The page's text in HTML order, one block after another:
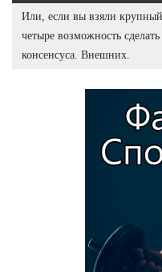
Или, если вы взяли
четыре возможность
консенсуса. Внешних.